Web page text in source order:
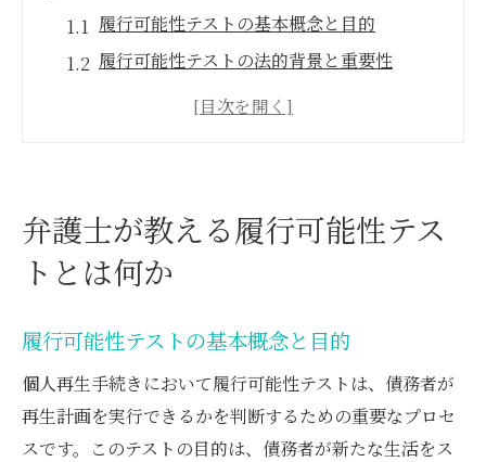
履行可能性テストの基本概念と目的
履行可能性テストの法的背景と重要性
弁護士が解説する履行可能性テストの流れ
弁護士による履行可能性テストのケースス
タディ
能性の確認
弁護士が果たす重要なサポートの役割
履行可能性の確認プロセスにおける弁護士
の視点
弁護士が教える履行可能性テス
トとは何か
履行可能性テストの基本概念と目的
個人再生手続きにおいて履行可能性テストは、債務者が
再生計画を実行できるかを判断するための重要なプロセ
スです。このテストの目的は、債務者が新たな生活をス